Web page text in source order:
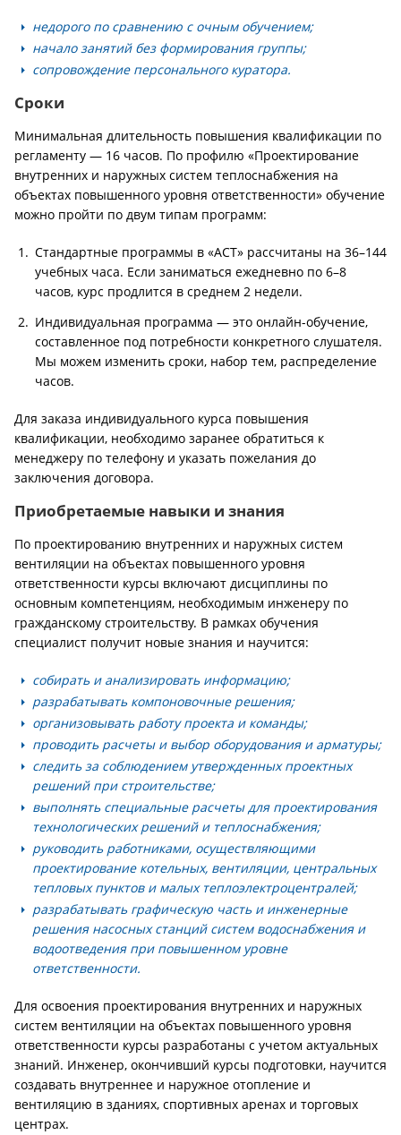
недорого по сравнению с очным обучением;
начало занятий без формирования группы;
сопровождение персонального куратора.
Сроки
Минимальная длительность повышения квалификации по
регламенту — 16 часов. По профилю «Проектирование
внутренних и наружных систем теплоснабжения на
объектах повышенного уровня ответственности» обучение
можно пройти по двум типам программ:
Стандартные программы в «АСТ» рассчитаны на 36–144
учебных часа. Если заниматься ежедневно по 6–8
часов, курс продлится в среднем 2 недели.
Индивидуальная программа — это онлайн-обучение,
составленное под потребности конкретного слушателя.
Мы можем изменить сроки, набор тем, распределение
часов.
Для заказа индивидуального курса повышения
квалификации, необходимо заранее обратиться к
менеджеру по телефону и указать пожелания до
заключения договора.
Приобретаемые навыки и знания
По проектированию внутренних и наружных систем
вентиляции на объектах повышенного уровня
ответственности курсы включают дисциплины по
основным компетенциям, необходимым инженеру по
гражданскому строительству. В рамках обучения
специалист получит новые знания и научится:
собирать и анализировать информацию;
разрабатывать компоновочные решения;
организовывать работу проекта и команды;
проводить расчеты и выбор оборудования и арматуры;
следить за соблюдением утвержденных проектных
решений при строительстве;
выполнять специальные расчеты для проектирования
технологических решений и теплоснабжения;
руководить работниками, осуществляющими
проектирование котельных, вентиляции, центральных
тепловых пунктов и малых теплоэлектроцентралей;
разрабатывать графическую часть и инженерные
решения насосных станций систем водоснабжения и
водоотведения при повышенном уровне
ответственности.
Для освоения проектирования внутренних и наружных
систем вентиляции на объектах повышенного уровня
ответственности курсы разработаны с учетом актуальных
знаний. Инженер, окончивший курсы подготовки, научится
создавать внутреннее и наружное отопление и
вентиляцию в зданиях, спортивных аренах и торговых
центрах.